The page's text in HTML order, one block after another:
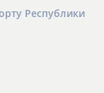
Республики